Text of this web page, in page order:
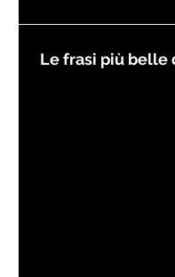
Le frasi più belle